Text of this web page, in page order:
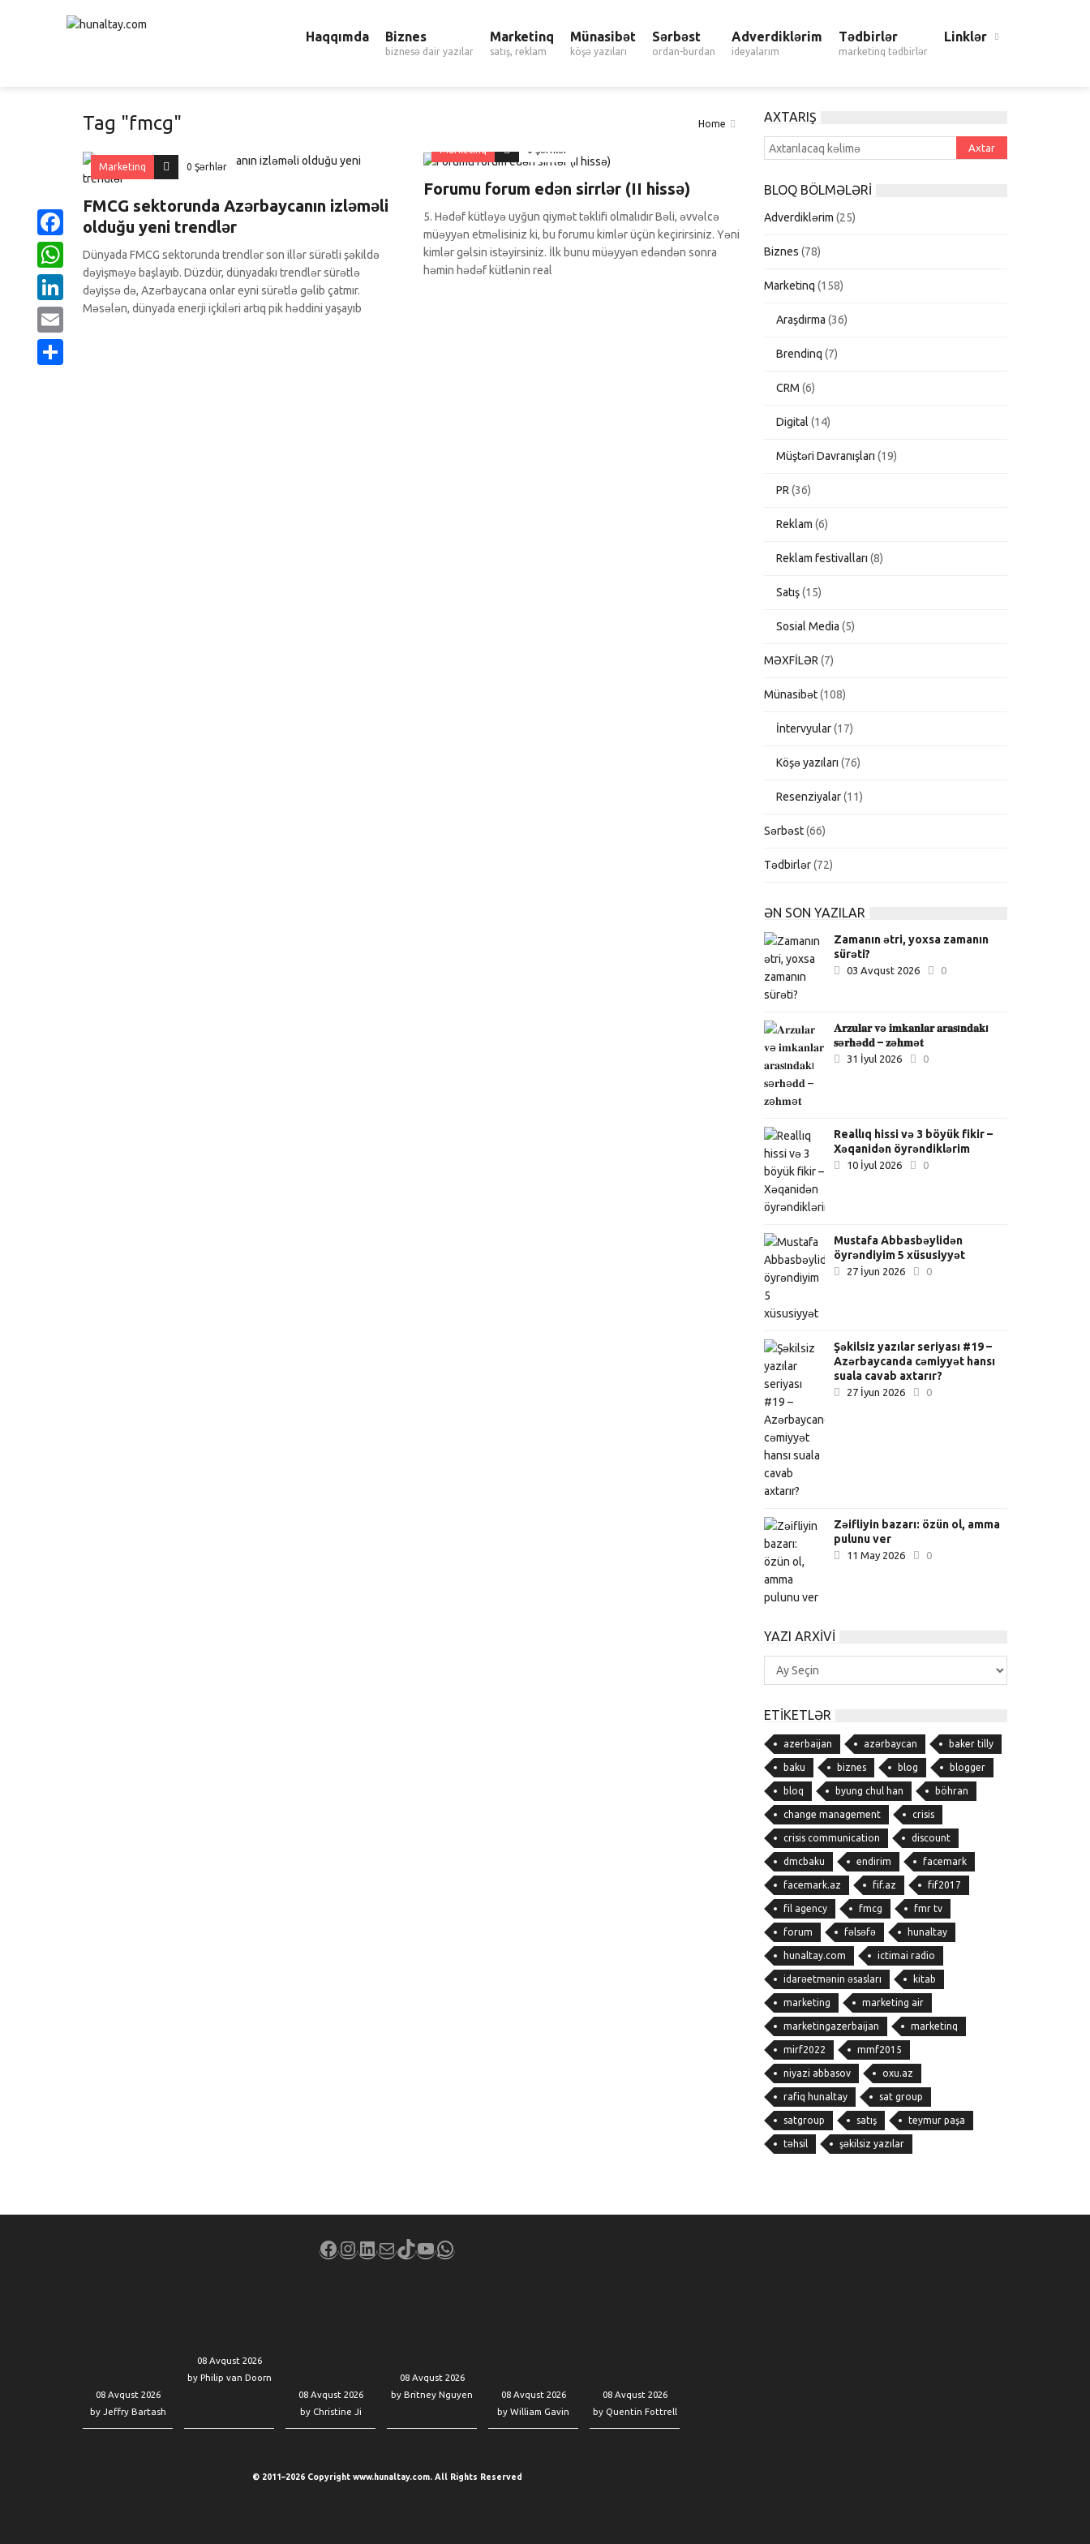
Haqqımda Biznes
biznesə dair yazılar
Marketinq
satış, reklam
Münasibət
köşə yazıları
Sərbəst
ordan-burdan
Adverdiklərim
ideyalarım
Tədbirlər
marketinq tədbirlər
Linklər
Tag "fmcg" Home
Marketinq 0 Şərhlər
FMCG sektorunda Azərbaycanın izləməli
olduğu yeni trendlər
Dünyada FMCG sektorunda trendlər son illər sürətli şəkildə
dəyişməyə başlayıb. Düzdür, dünyadakı trendlər sürətlə
dəyişsə də, Azərbaycana onlar eyni sürətlə gəlib çatmır.
Məsələn, dünyada enerji içkiləri artıq pik həddini yaşayıb
Facebook
WhatsApp
LinkedIn
Email
Marketinq 0 Şərhlər
Forumu forum edən sirrlər (II hissə)
5. Hədəf kütləyə uyğun qiymət təklifi olmalıdır Bəli, əvvəlcə
müəyyən etməlisiniz ki, bu forumu kimlər üçün keçirirsiniz. Yəni
kimlər gəlsin istəyirsiniz. İlk bunu müəyyən edəndən sonra
həmin hədəf kütlənin real
AXTARIŞ
BLOQ BÖLMƏLƏRI
Adverdiklərim (25)
Biznes (78)
Marketinq (158)
Araşdırma (36)
Brendinq (7)
CRM (6)
Digital (14)
Müştəri Davranışları (19)
PR (36)
Reklam (6)
Reklam festivalları (8)
Satış(15)
Sosial Media (5)
MƏXFİLƏR (7)
Münasibət(108)
İntervyular(17)
Köşə yazıları (76)
Resenziyalar(11)
Sərbəst(66)
Tədbirlər(72)
ƏN SON YAZILAR
Zamanın ətri, yoxsa zamanın
sürəti?
03 Avqust 2026 0
𝐀𝐫𝐳𝐮𝐥𝐚𝐫 𝐯ə 𝐢𝐦𝐤𝐚𝐧𝐥𝐚𝐫 𝐚𝐫𝐚𝐬ı𝐧𝐝𝐚𝐤ı
𝐬ə𝐫𝐡ə𝐝𝐝 – 𝐳ə𝐡𝐦ə𝐭
31 İyul 2026 0
Reallıq hissi və 3 böyük fikir –
Xəqanidən öyrəndiklərim
10 İyul 2026 0
Mustafa Abbasbəylidən
öyrəndiyim 5 xüsusiyyət
27 İyun 2026 0
Şəkilsiz yazılar seriyası #19 –
Azərbaycanda cəmiyyət hansı
suala cavab axtarır?
27 İyun 2026 0
Zəifliyin bazarı: özün ol, amma
pulunu ver
11 May 2026 0
YAZI ARXIVI
Yazı
Arxivi
ETIKETLƏR
azerbaijan azərbaycan baker tilly
baku biznes blog blogger
bloq byung chul han böhran
change management crisis
crisis communication discount
dmcbaku endirim facemark
facemark.az fif.az fif2017
fil agency fmcg fmr tv
forum fəlsəfə hunaltay
hunaltay.com ictimai radio
idarəetmənin əsasları kitab
marketing marketing air
marketingazerbaijan marketinq
mirf2022 mmf2015
niyazi abbasov oxu.az
rafiq hunaltay sat group
satgroup satış teymur paşa
təhsil şəkilsiz yazılar
Facebook
Instagram
LinkedIn
MailTikTok
YouTube
WhatsApp
08 Avqust 2026
by Jeffry Bartash
08 Avqust 2026
by Philip van Doorn
08 Avqust 2026
by Christine Ji
08 Avqust 2026
by Britney Nguyen
08 Avqust 2026
by William Gavin
08 Avqust 2026
by Quentin Fottrell
© 2011–2026 Copyright www.hunaltay.com. All Rights Reserved